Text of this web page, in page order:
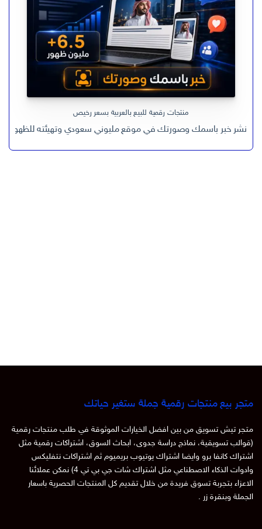
منتجات رقمية للبيع بالعربية بسعر رخيص
نشر خبر باسمك وصورتك في موقع مليوني سعودي وتهيئته للظهور
متجر بيع منتجات رقمية جملة ستغير حياتك
متجر تيش تسويق من بين افضل الخيارات الموثوقة في طلب منتجات رقمية
(قوالب تسويقية، نماذج دراسة جدوى، ابحاث السوق، اشتراكات رقمية مثل
اشتراك كانفا برو وايضا اشتراك يوتيوب بريميوم ثم اشتراكات نتفليكس
وادوات الذكاء الاصطناعي مثل اشتراك شات جي بي تي 4) نمكن عملائنا
الاعزاء بتجربة تسوق فريدة من خلال تقديم كل المنتجات الحصرية باسعار
الجملة وبنقرة زر .